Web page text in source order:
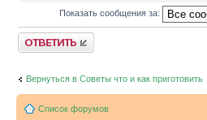
Показать сообщения за:
Ответить
Вернуться в Советы что и как приготовить
Список форумов